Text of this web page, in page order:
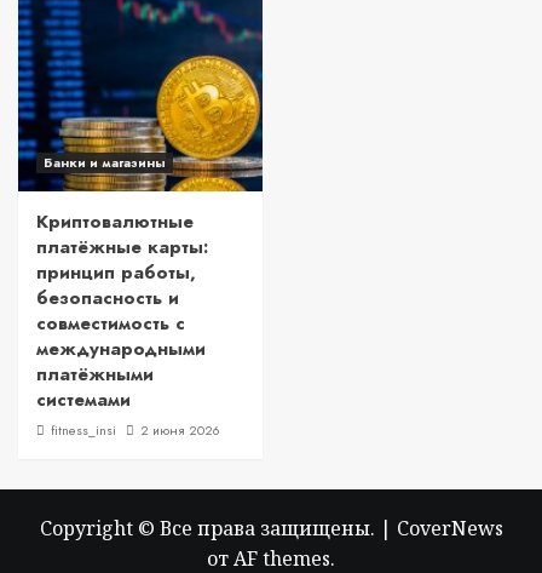
Банки и магазины
Криптовалютные
платёжные карты:
принцип работы,
безопасность и
совместимость с
международными
платёжными
системами
fitness_insi 2 июня 2026
Copyright © Все права защищены. | CoverNews
от AF themes.